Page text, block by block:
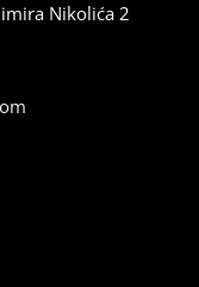
Nikolića 2